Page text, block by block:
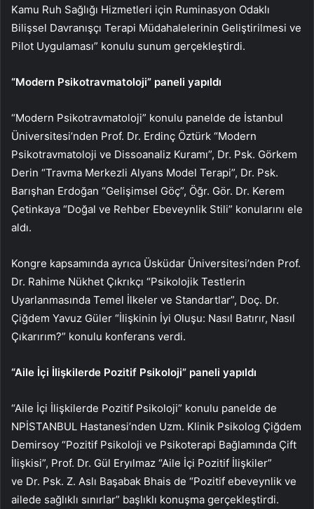
Kamu Ruh Sağlığı Hizmetleri için Ruminasyon Odaklı
Bilişsel Davranışçı Terapi Müdahalelerinin Geliştirilmesi ve
Pilot Uygulaması” konulu sunum gerçekleştirdi.
“Modern Psikotravmatoloji” paneli yapıldı
“Modern Psikotravmatoloji” konulu panelde de İstanbul
Üniversitesi’nden Prof. Dr. Erdinç Öztürk “Modern
Psikotravmatoloji ve Dissoanaliz Kuramı”, Dr. Psk. Görkem
Derin “Travma Merkezli Alyans Model Terapi”, Dr. Psk.
Barışhan Erdoğan “Gelişimsel Göç”, Öğr. Gör. Dr. Kerem
Çetinkaya “Doğal ve Rehber Ebeveynlik Stili” konularını ele
aldı.
Kongre kapsamında ayrıca Üsküdar Üniversitesi’nden Prof.
Dr. Rahime Nükhet Çıkrıkçı “Psikolojik Testlerin
Uyarlanmasında Temel İlkeler ve Standartlar”, Doç. Dr.
Çiğdem Yavuz Güler “İlişkinin İyi Oluşu: Nasıl Batırır, Nasıl
Çıkarırım?” konulu konferans verdi.
“Aile İçi İlişkilerde Pozitif Psikoloji” paneli yapıldı
“Aile İçi İlişkilerde Pozitif Psikoloji” konulu panelde de
NPİSTANBUL Hastanesi’nden Uzm. Klinik Psikolog Çiğdem
Demirsoy “Pozitif Psikoloji ve Psikoterapi Bağlamında Çift
İlişkisi”, Prof. Dr. Gül Eryılmaz “Aile İçi Pozitif İlişkiler”
ve Dr. Psk. Z. Aslı Başabak Bhais de “Pozitif ebeveynlik ve
ailede sağlıklı sınırlar” başlıklı konuşma gerçekleştirdi.